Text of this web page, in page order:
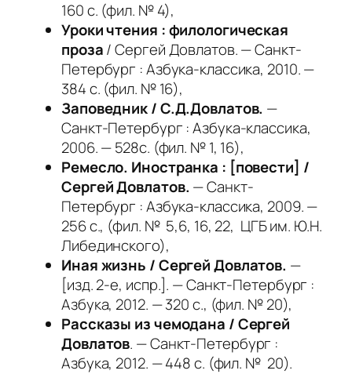
160 с. (фил. № 4),
Уроки чтения : филологическая
проза/ Сергей Довлатов. — Санкт-
Петербург : Азбука-классика, 2010. —
384 с. (фил. № 16),
Заповедник / С.Д.Довлатов. —
Санкт-Петербург : Азбука-классика,
2006. — 528с. (фил. № 1, 16),
Ремесло. Иностранка : [повести] /
Сергей Довлатов. — Санкт-
Петербург : Азбука-классика, 2009. —
256 с., (фил. № 5,6, 16, 22, ЦГБ им. Ю.Н.
Либединского),
Иная жизнь / Сергей Довлатов. —
[изд. 2-е, испр.]. — Санкт-Петербург :
Азбука, 2012. — 320 с., (фил. № 20),
Рассказы из чемодана / Сергей
Довлатов. — Санкт-Петербург :
Азбука, 2012. — 448 с. (фил. № 20).